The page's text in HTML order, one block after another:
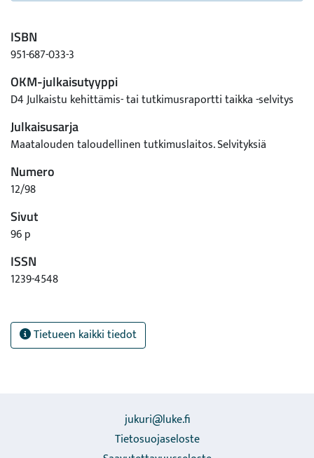
ISBN
951-687-033-3
OKM-julkaisutyyppi
D4 Julkaistu kehittämis- tai tutkimusraportti taikka -selvitys
Julkaisusarja
Maatalouden taloudellinen tutkimuslaitos. Selvityksiä
Numero
12/98
Sivut
96 p
ISSN
1239-4548
Tietueen kaikki tiedot
jukuri@luke.fi
Tietosuojaseloste